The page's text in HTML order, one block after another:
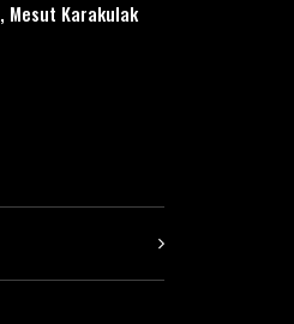
, Mesut Karakulak